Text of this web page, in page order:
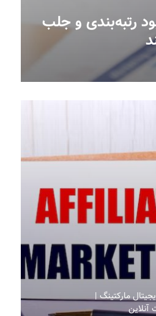
رتبه‌بندی و جلب
مارکتینگ
آنلاین